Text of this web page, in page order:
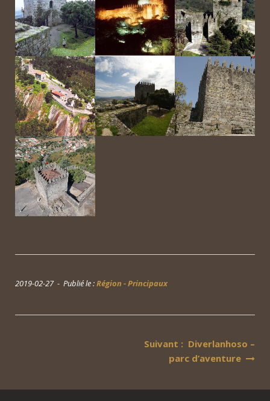
2019-02-27 - Publié le :Région - Principaux
l’article
Suivant : Diverlanhoso –
parc d’aventure